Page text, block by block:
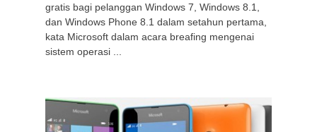
gratis bagi pelanggan Windows 7, Windows 8.1,
dan Windows Phone 8.1 dalam setahun pertama,
kata Microsoft dalam acara breafing mengenai
sistem operasi ...